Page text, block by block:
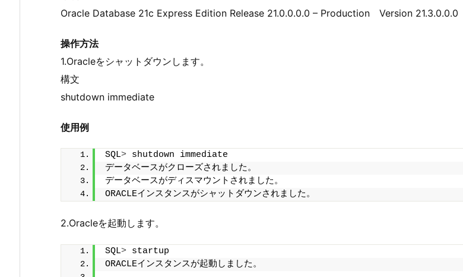
Oracle Database 21c Express Edition Release 21.0.0.0.0 – Production Version 21.3.0.0.0
操作方法
1.Oracleをシャットダウンします。
構文
shutdown immediate
使用例
SQL> shutdown immediate
データベースがクローズされました。
データベースがディスマウントされました。
ORACLEインスタンスがシャットダウンされました。
2.Oracleを起動します。
SQL> startup
ORACLEインスタンスが起動しました。